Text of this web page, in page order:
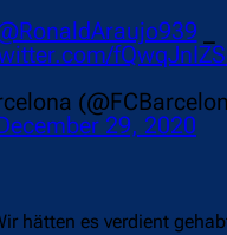
29, 2020
hätten es verdient